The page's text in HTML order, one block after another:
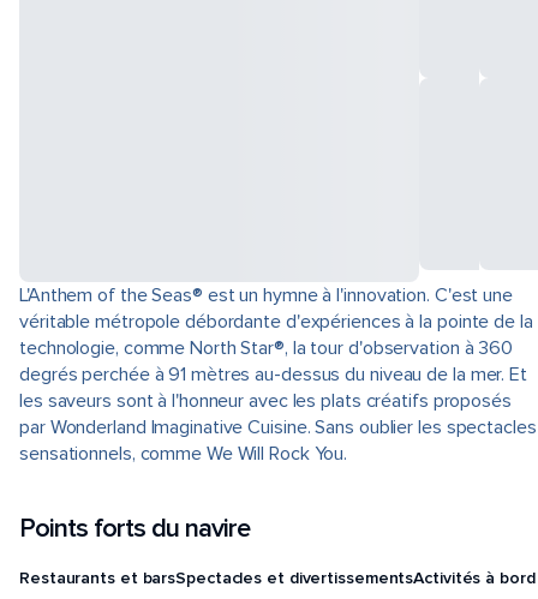
L'Anthem of the Seas® est un hymne à l'innovation. C'est une
véritable métropole débordante d'expériences à la pointe de la
technologie, comme North Star®, la tour d'observation à 360
degrés perchée à 91 mètres au-dessus du niveau de la mer. Et
les saveurs sont à l'honneur avec les plats créatifs proposés
par Wonderland Imaginative Cuisine. Sans oublier les spectacles
sensationnels, comme We Will Rock You.
Points forts du navire
Restaurants et barsSpectacles et divertissementsActivités à bord